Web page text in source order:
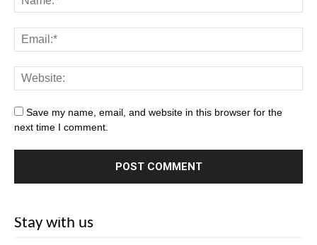
Save my name, email, and website in this browser for the
next time I comment.
Stay with us